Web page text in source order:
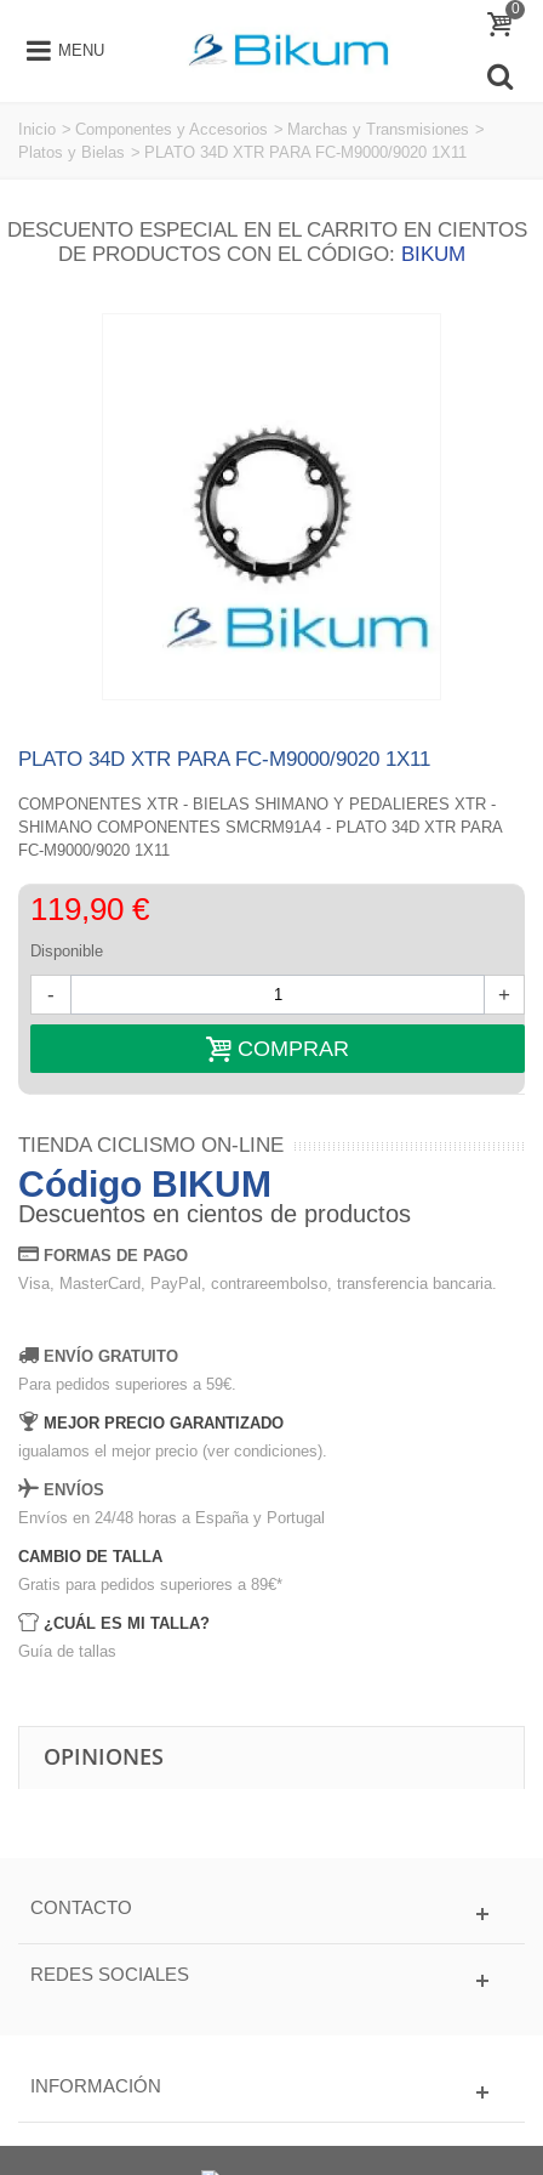
MENU
0
Inicio > Componentes y Accesorios > Marchas y Transmisiones >
Platos y Bielas > PLATO 34D XTR PARA FC-M9000/9020 1X11
DESCUENTO ESPECIAL EN EL CARRITO EN CIENTOS
DE PRODUCTOS CON EL CÓDIGO: BIKUM
PLATO 34D XTR PARA FC-M9000/9020 1X11
COMPONENTES XTR - BIELAS SHIMANO Y PEDALIERES XTR -
SHIMANO COMPONENTES SMCRM91A4 - PLATO 34D XTR PARA
FC-M9000/9020 1X11
119,90 €
Disponible
- +
COMPRAR
TIENDA CICLISMO ON-LINE
Código BIKUM
Descuentos en cientos de productos
FORMAS DE PAGO
Visa, MasterCard, PayPal, contrareembolso, transferencia bancaria.
ENVÍO GRATUITO
Para pedidos superiores a 59€.
MEJOR PRECIO GARANTIZADO
igualamos el mejor precio (ver condiciones).
ENVÍOS
Envíos en 24/48 horas a España y Portugal
CAMBIO DE TALLA
Gratis para pedidos superiores a 89€*
¿CUÁL ES MI TALLA?
Guía de tallas
OPINIONES
CONTACTO
REDES SOCIALES
INFORMACIÓN